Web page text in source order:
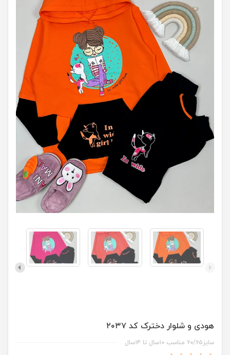
هودی و شلوار دخترک کد ۲۰۳۷
سایز۶۰/۶۵ مناسب ۱۰سال تا ۱۴سال